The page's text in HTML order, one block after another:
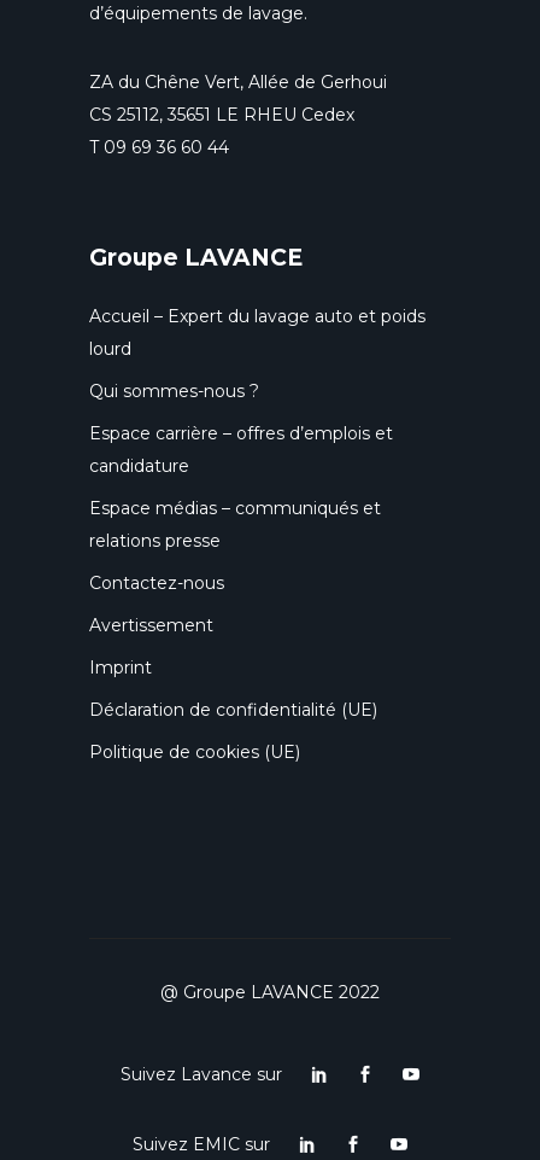
d’équipements de lavage.
ZA du Chêne Vert, Allée de Gerhoui
CS 25112, 35651 LE RHEU Cedex
T 09 69 36 60 44
Groupe LAVANCE
Accueil – Expert du lavage auto et poids
lourd
Qui sommes-nous ?
Espace carrière – offres d’emplois et
candidature
Espace médias – communiqués et
relations presse
Contactez-nous
Avertissement
Imprint
Déclaration de confidentialité (UE)
Politique de cookies (UE)
@ Groupe LAVANCE 2022
Suivez Lavance sur
Suivez EMIC sur